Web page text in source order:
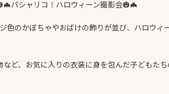
パシャリコ！ハロウィーン撮影会🎃🦇
色のかぼちゃやおばけの飾りが並び、ハロウィ
ど、お気に入りの衣装に身を包んだ子どもた